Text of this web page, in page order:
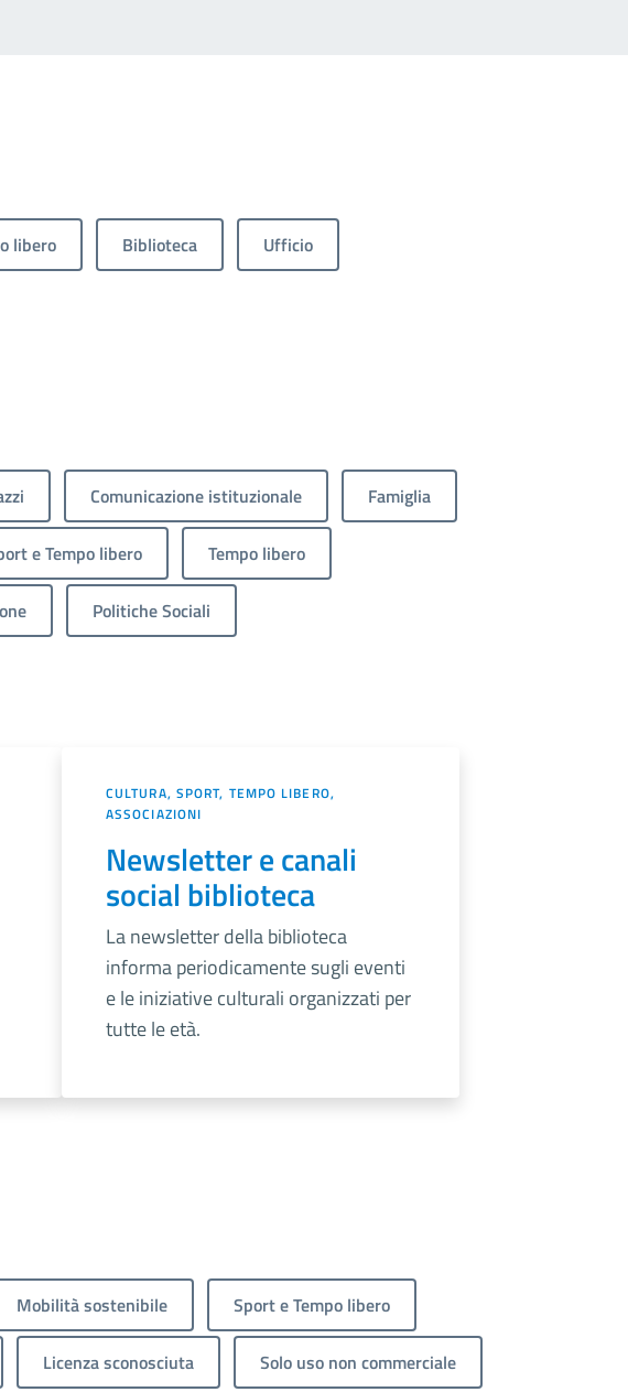
libero Biblioteca Ufficio
Comunicazione istituzionale Famiglia
e Tempo libero Tempo libero
Politiche Sociali
CULTURA, SPORT, TEMPO LIBERO,
ASSOCIAZIONI
Newsletter e canali
social biblioteca
La newsletter della biblioteca
informa periodicamente sugli eventi
e le iniziative culturali organizzati per
tutte le età.
Mobilità sostenibile Sport e Tempo libero
Licenza sconosciuta Solo uso non commerciale